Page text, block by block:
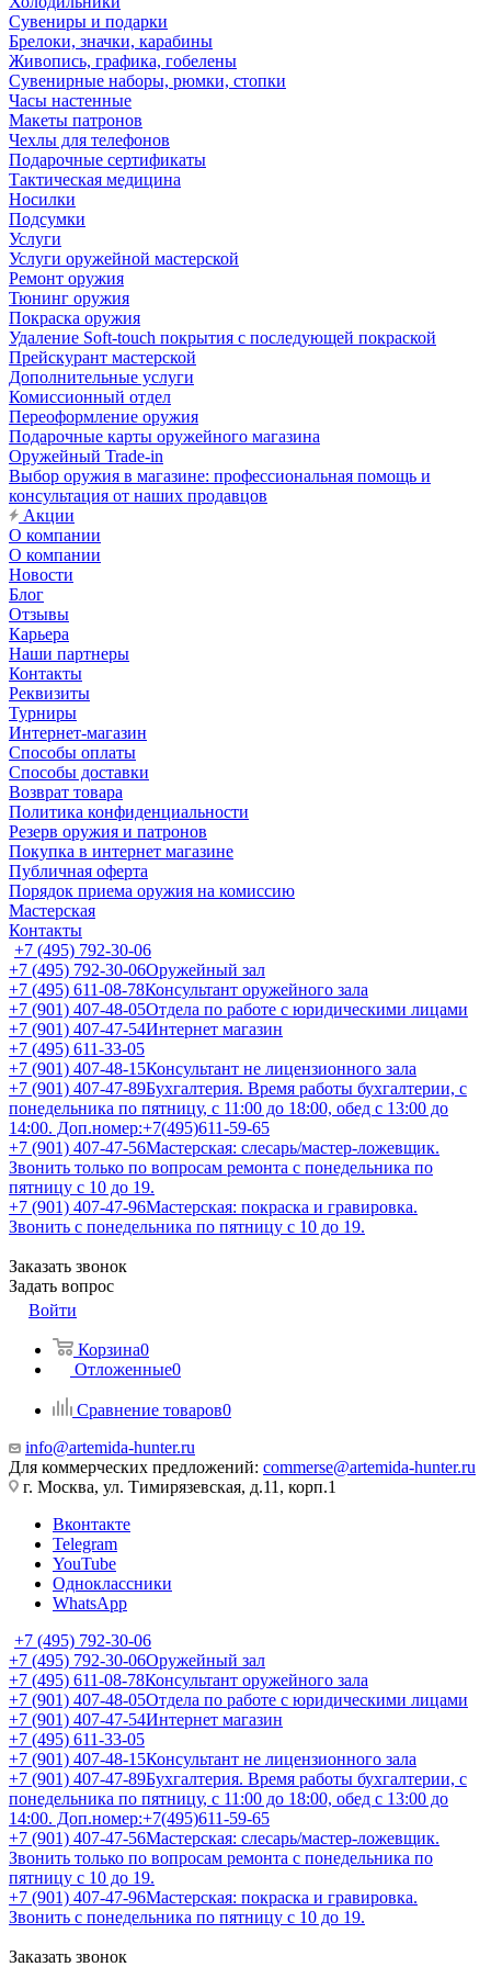
Сувениры и подарки
Брелоки, значки, карабины
Живопись, графика, гобелены
Сувенирные наборы, рюмки, стопки
Часы настенные
Макеты патронов
Чехлы для телефонов
Подарочные сертификаты
Тактическая медицина
Носилки
Подсумки
Услуги
Услуги оружейной мастерской
Ремонт оружия
Тюнинг оружия
Покраска оружия
Удаление Soft-touch покрытия с последующей покраской
Прейскурант мастерской
Дополнительные услуги
Комиссионный отдел
Переоформление оружия
Подарочные карты оружейного магазина
Оружейный Trade-in
Выбор оружия в магазине: профессиональная помощь и
консультация от наших продавцов
Акции
О компании
О компании
Новости
Блог
Отзывы
Карьера
Наши партнеры
Контакты
Реквизиты
Турниры
Интернет-магазин
Способы оплаты
Способы доставки
Возврат товара
Политика конфиденциальности
Резерв оружия и патронов
Покупка в интернет магазине
Публичная оферта
Порядок приема оружия на комиссию
Мастерская
Контакты
+7 (495) 792-30-06
+7 (495) 792-30-06Оружейный зал
+7 (495) 611-08-78Консультант оружейного зала
+7 (901) 407-48-05Отдела по работе с юридическими лицами
+7 (901) 407-47-54Интернет магазин
+7 (495) 611-33-05
+7 (901) 407-48-15Консультант не лицензионного зала
+7 (901) 407-47-89Бухгалтерия. Время работы бухгалтерии, с
понедельника по пятницу, с 11:00 до 18:00, обед с 13:00 до
14:00. Доп.номер:+7(495)611-59-65
+7 (901) 407-47-56Мастерская: слесарь/мастер-ложевщик.
Звонить только по вопросам ремонта с понедельника по
пятницу с 10 до 19.
+7 (901) 407-47-96Мастерская: покраска и гравировка.
Звонить с понедельника по пятницу с 10 до 19.
Заказать звонок
Задать вопрос
Войти
Корзина0
Отложенные0
Сравнение товаров0
info@artemida-hunter.ru
Для коммерческих предложений: commerse@artemida-hunter.ru
г. Москва, ул. Тимирязевская, д.11, корп.1
Вконтакте
Telegram
YouTube
Одноклассники
WhatsApp
+7 (495) 792-30-06
+7 (495) 792-30-06Оружейный зал
+7 (495) 611-08-78Консультант оружейного зала
+7 (901) 407-48-05Отдела по работе с юридическими лицами
+7 (901) 407-47-54Интернет магазин
+7 (495) 611-33-05
+7 (901) 407-48-15Консультант не лицензионного зала
+7 (901) 407-47-89Бухгалтерия. Время работы бухгалтерии, с
понедельника по пятницу, с 11:00 до 18:00, обед с 13:00 до
14:00. Доп.номер:+7(495)611-59-65
+7 (901) 407-47-56Мастерская: слесарь/мастер-ложевщик.
Звонить только по вопросам ремонта с понедельника по
пятницу с 10 до 19.
+7 (901) 407-47-96Мастерская: покраска и гравировка.
Звонить с понедельника по пятницу с 10 до 19.
Заказать звонок